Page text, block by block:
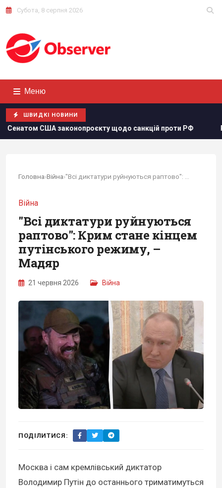
Субота, 8 серпня 2026
Меню
ШВИДКІ НОВИНИ
санкцій проти РФ Росія збирається остаточно
Головна›Війна›
Війна
"Всі диктатури руйнуються
раптово": Крим стане кінцем
путінського режиму, –
Мадяр
21 червня 2026 Війна
ПОДІЛИТИСЯ:
Москва і сам кремлівський диктатор
Володимир Путін до останнього триматимуться